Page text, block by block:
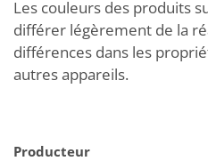
Les couleurs des produits
différer légèrement de la
différences dans les
autres appareils.
Producteur